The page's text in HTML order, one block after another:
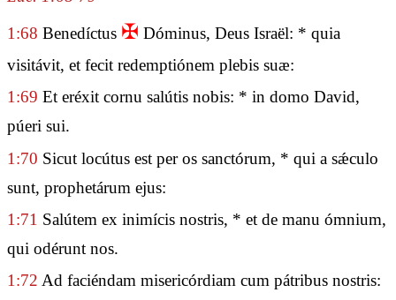
1:68 Benedíctus ✠ Dóminus, Deus Israël: * quia
visitávit, et fecit redemptiónem plebis suæ:
1:69 Et eréxit cornu salútis nobis: * in domo David,
púeri sui.
1:70 Sicut locútus est per os sanctórum, * qui a sǽculo
sunt, prophetárum ejus:
1:71 Salútem ex inimícis nostris, * et de manu ómnium,
qui odérunt nos.
1:72 Ad faciéndam misericórdiam cum pátribus nostris: